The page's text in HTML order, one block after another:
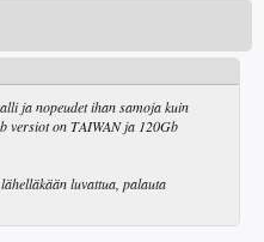
ja nopeudet ihan samoja kuin
versiot on TAIWAN ja 120Gb
luvattua, palauta